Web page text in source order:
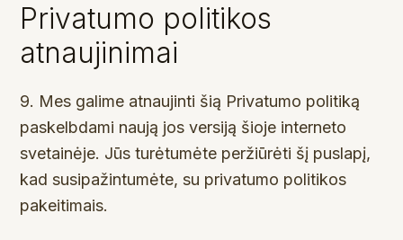
Privatumo politikos
atnaujinimai
9. Mes galime atnaujinti šią Privatumo politiką
paskelbdami naują jos versiją šioje interneto
svetainėje. Jūs turėtumėte peržiūrėti šį puslapį,
kad susipažintumėte, su privatumo politikos
pakeitimais.